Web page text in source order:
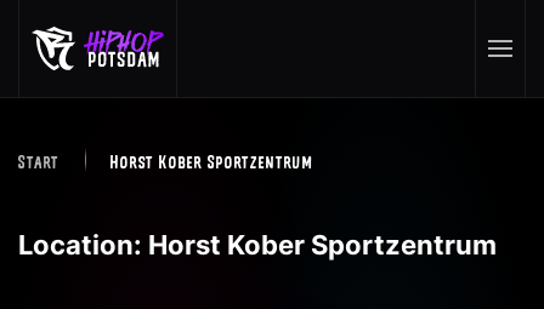
Skip to main content
Start Horst Kober Sportzentrum
Location: Horst Kober Sportzentrum